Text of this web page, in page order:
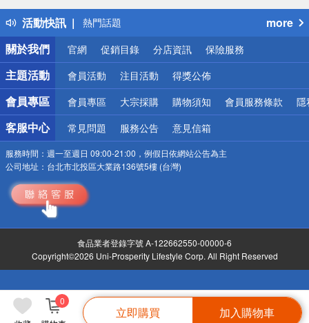
0
立即購買 加入購物車
活動快訊
得獎公告
熱門話題
銀行優惠
偏遠地區配送
詐騙網頁！請小心！
more
關於我們
官網 促銷目錄 分店資訊 保險服務
主題活動 會員活動 注目活動 得獎公佈
會員專區 會員專區 大宗採購 購物須知 會員服務條款 隱
客服中心 常見問題 服務公告 意見信箱
服務時間： 週一至週日 09:00-21:00，例假日依網站公告為主
公司地址： 台北市北投區大業路136號5樓 (台灣)
食品業者登錄字號 A-122662550-00000-6
Copyright©2026 Uni-Prosperity Lifestyle Corp. All Right Reserved